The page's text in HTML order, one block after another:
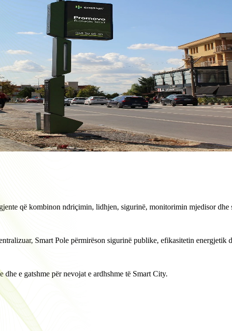
që kombinon ndriçimin, lidhjen, sigurinë, monitorimin mjedisor dhe
Smart Pole përmirëson sigurinë publike, efikasitetin energjetik
dhe e gatshme për nevojat e ardhshme të Smart City.